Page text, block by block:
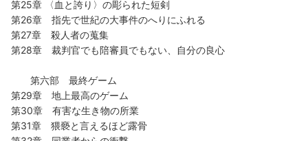
第25章 〈血と誇り〉の彫られた短剣
第26章 指先で世紀の大事件のへりにふれる
第27章 殺人者の蒐集
第28章 裁判官でも陪審員でもない、自分の良心
第六部 最終ゲーム
第29章 地上最高のゲーム
第30章 有害な生き物の所業
第31章 猥褻と言えるほど露骨